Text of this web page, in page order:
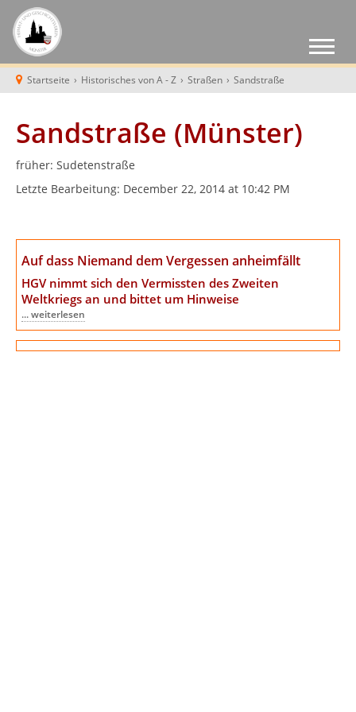
Startseite › Historisches von A - Z › Straßen › Sandstraße
Sandstraße (Münster)
früher: Sudetenstraße
Letzte Bearbeitung: December 22, 2014 at 10:42 PM
Auf dass Niemand dem Vergessen anheimfällt
HGV nimmt sich den Vermissten des Zweiten
Weltkriegs an und bittet um Hinweise
... weiterlesen